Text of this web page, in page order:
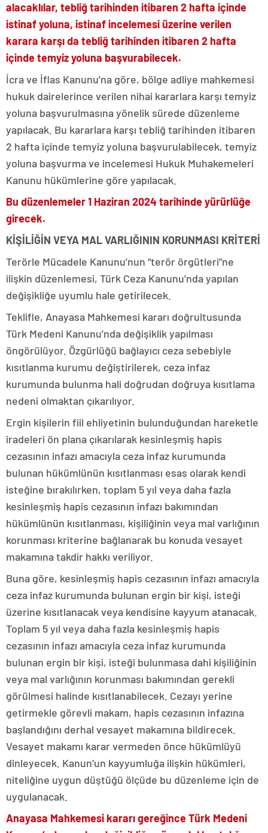
alacaklılar, tebliğ tarihinden itibaren 2 hafta içinde
istinaf yoluna, istinaf incelemesi üzerine verilen
karara karşı da tebliğ tarihinden itibaren 2 hafta
içinde temyiz yoluna başvurabilecek.
İcra ve İflas Kanunu’na göre, bölge adliye mahkemesi
hukuk dairelerince verilen nihai kararlara karşı temyiz
yoluna başvurulmasına yönelik sürede düzenleme
yapılacak. Bu kararlara karşı tebliğ tarihinden itibaren
2 hafta içinde temyiz yoluna başvurulabilecek, temyiz
yoluna başvurma ve incelemesi Hukuk Muhakemeleri
Kanunu hükümlerine göre yapılacak.
Bu düzenlemeler 1 Haziran 2024 tarihinde yürürlüğe
girecek.
KİŞİLİĞİN VEYA MAL VARLIĞININ KORUNMASI KRİTERİ
Terörle Mücadele Kanunu’nun “terör örgütleri”ne
ilişkin düzenlemesi, Türk Ceza Kanunu’nda yapılan
değişikliğe uyumlu hale getirilecek.
Teklifle, Anayasa Mahkemesi kararı doğrultusunda
Türk Medeni Kanunu’nda değişiklik yapılması
öngörülüyor. Özgürlüğü bağlayıcı ceza sebebiyle
kısıtlanma kurumu değiştirilerek, ceza infaz
kurumunda bulunma hali doğrudan doğruya kısıtlama
nedeni olmaktan çıkarılıyor.
Ergin kişilerin fiil ehliyetinin bulunduğundan hareketle
iradeleri ön plana çıkarılarak kesinleşmiş hapis
cezasının infazı amacıyla ceza infaz kurumunda
bulunan hükümlünün kısıtlanması esas olarak kendi
isteğine bırakılırken, toplam 5 yıl veya daha fazla
kesinleşmiş hapis cezasının infazı bakımından
hükümlünün kısıtlanması, kişiliğinin veya mal varlığının
korunması kriterine bağlanarak bu konuda vesayet
makamına takdir hakkı veriliyor.
Buna göre, kesinleşmiş hapis cezasının infazı amacıyla
ceza infaz kurumunda bulunan ergin bir kişi, isteği
üzerine kısıtlanacak veya kendisine kayyum atanacak.
Toplam 5 yıl veya daha fazla kesinleşmiş hapis
cezasının infazı amacıyla ceza infaz kurumunda
bulunan ergin bir kişi, isteği bulunmasa dahi kişiliğinin
veya mal varlığının korunması bakımından gerekli
görülmesi halinde kısıtlanabilecek. Cezayı yerine
getirmekle görevli makam, hapis cezasının infazına
başlandığını derhal vesayet makamına bildirecek.
Vesayet makamı karar vermeden önce hükümlüyü
dinleyecek. Kanun’un kayyumluğa ilişkin hükümleri,
niteliğine uygun düştüğü ölçüde bu düzenleme için de
uygulanacak.
Anayasa Mahkemesi kararı gereğince Türk Medeni